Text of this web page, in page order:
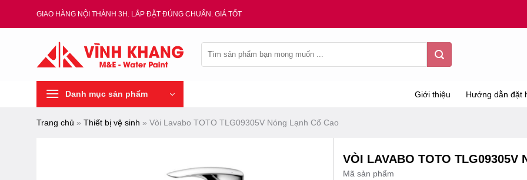
GIAO HÀNG NỘI THÀNH 3H. LẮP ĐẶT ĐÚNG CHUẨN. GIÁ TỐT
kiếm:
Danh mục sản phẩm Giới thiệu Hướng dẫn đặt
Trang chủ » Thiết bị vệ sinh » Vòi Lavabo TOTO TLG09305V Nóng Lạnh Cổ Cao
VÒI LAVABO TOTO TLG09305V
Mã sản phẩm